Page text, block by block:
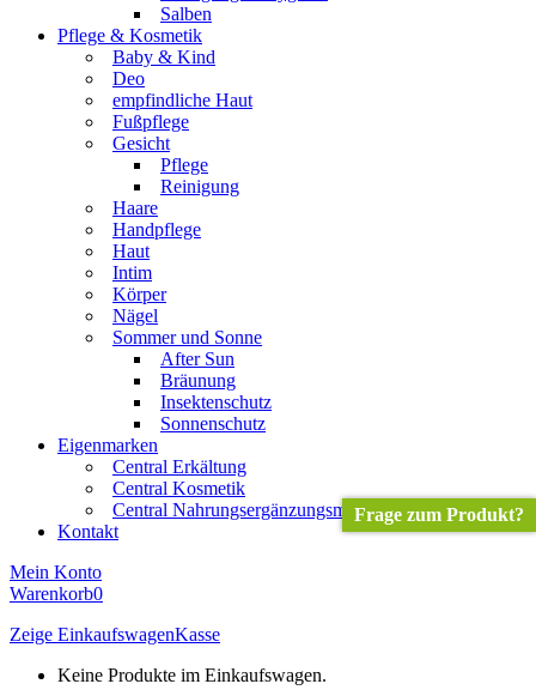
Salben
Pflege & Kosmetik
Baby & Kind
Deo
empfindliche Haut
Fußpflege
Gesicht
Pflege
Reinigung
Haare
Handpflege
Haut
Intim
Körper
Nägel
Sommer und Sonne
After Sun
Bräunung
Insektenschutz
Sonnenschutz
Eigenmarken
Central Erkältung
Central Kosmetik
Central Nahrungsergänzungsmittel
Kontakt
Mein Konto
Warenkorb0
Zeige EinkaufswagenKasse
Keine Produkte im Einkaufswagen.
Frage zum Produkt?